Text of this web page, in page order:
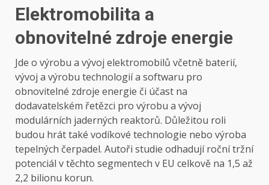
Elektromobilita a
obnovitelné zdroje energie
Jde o výrobu a vývoj elektromobilů včetně baterií,
vývoj a výrobu technologií a softwaru pro
obnovitelné zdroje energie či účast na
dodavatelském řetězci pro výrobu a vývoj
modulárních jaderných reaktorů. Důležitou roli
budou hrát také vodíkové technologie nebo výroba
tepelných čerpadel. Autoři studie odhadují roční tržní
potenciál v těchto segmentech v EU celkově na 1,5 až
2,2 bilionu korun.